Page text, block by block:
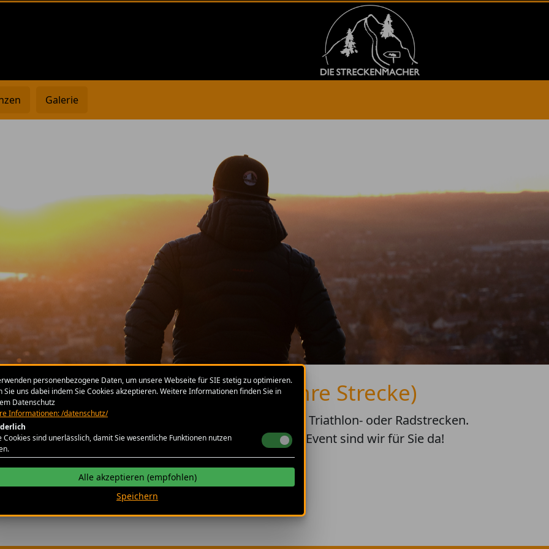
Galerie
(Service - Rund um Ihre Strecke)
bieten den kompletten Service rund um Lauf-, Trail-, Triathlon- oder Radstrecken.
der Strecke bis zur Abmarkierung nach dem Event sind wir für Sie da!
Das können wir für Sie tun ...
personenbezogene Daten, um unsere Webseite für SIE stetig zu optimieren.
Sie uns dabei indem Sie Cookies akzeptieren. Weitere Informationen finden Sie in
Datenschutz
Informationen: /datenschutz/
Cookies sind unerlässlich, damit Sie wesentliche Funktionen nutzen
Alle akzeptieren (empfohlen)
Speichern